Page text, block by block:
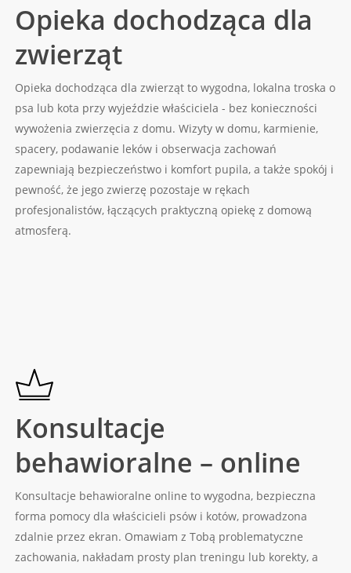
Opieka dochodząca dla
zwierząt
Opieka dochodząca dla zwierząt to wygodna, lokalna troska o
psa lub kota przy wyjeździe właściciela - bez konieczności
wywożenia zwierzęcia z domu. Wizyty w domu, karmienie,
spacery, podawanie leków i obserwacja zachowań
zapewniają bezpieczeństwo i komfort pupila, a także spokój i
pewność, że jego zwierzę pozostaje w rękach
profesjonalistów, łączących praktyczną opiekę z domową
atmosferą.
Konsultacje
behawioralne – online
Konsultacje behawioralne online to wygodna, bezpieczna
forma pomocy dla właścicieli psów i kotów, prowadzona
zdalnie przez ekran. Omawiam z Tobą problematyczne
zachowania, nakładam prosty plan treningu lub korekty, a